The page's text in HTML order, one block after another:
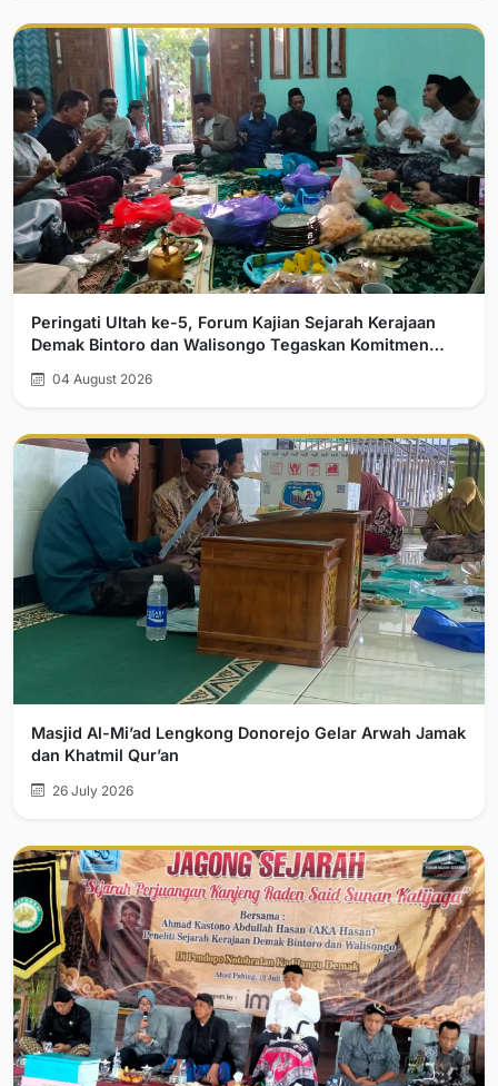
Peringati Ultah ke-5, Forum Kajian Sejarah Kerajaan
Demak Bintoro dan Walisongo Tegaskan Komitmen
04 August 2026
Masjid Al-Mi’ad Lengkong Donorejo Gelar Arwah Jamak
dan Khatmil Qur’an
26 July 2026